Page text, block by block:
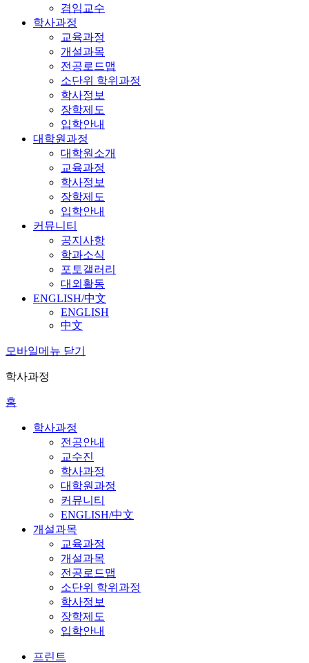
겸임교수
학사과정
교육과정
개설과목
전공로드맵
소단위 학위과정
학사정보
장학제도
입학안내
대학원과정
대학원소개
교육과정
학사정보
장학제도
입학안내
커뮤니티
공지사항
학과소식
포토갤러리
대외활동
ENGLISH/中文
ENGLISH
中文
모바일메뉴 닫기
학사과정
홈
학사과정
전공안내
교수진
학사과정
대학원과정
커뮤니티
ENGLISH/中文
개설과목
교육과정
개설과목
전공로드맵
소단위 학위과정
학사정보
장학제도
입학안내
프린트